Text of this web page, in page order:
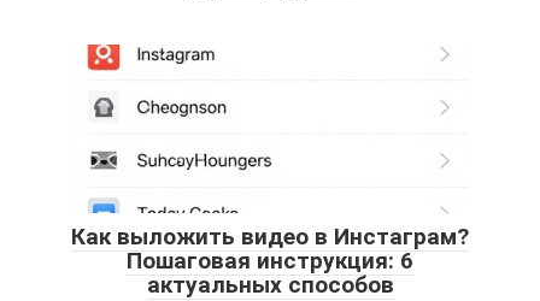
Как выложить видео в Инстаграм?
Пошаговая инструкция: 6
актуальных способов